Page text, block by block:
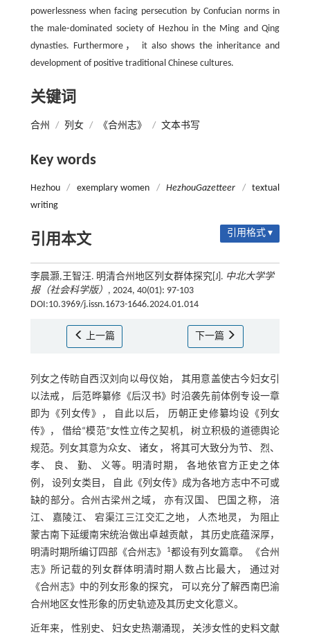
powerlessness when facing persecution by Confucian norms in
the male⁃dominated society of Hezhou in the Ming and Qing
dynasties. Furthermore， it also shows the inheritance and
development of positive traditional Chinese cultures.
关键词
合州 / 列女 / 《合州志》 / 文本书写
Key words
Hezhou / exemplary women / HezhouGazetteer /
textual
writing
引用本文 引用格式 ▾
李晨灏,王智汪. 明清合州地区列女群体探究[J]. 中北大学学
报（社会科学版） , 2024, 40(01): 97-103
DOI:10.3969/j.issn.1673-1646.2024.01.014
上一篇 下一篇
列女之传昉自西汉刘向以母仪始， 其用意盖使古今妇女引
以法戒， 后范晔纂修《后汉书》时沿袭先前体例专设一章
即为《列女传》， 自此以后， 历朝正史修纂均设《列女
传》， 借给“模范”女性立传之契机， 树立积极的道德舆论
规范。列女其意为众女、 诸女， 将其可大致分为节、 烈、
孝、 良、 勤、 义等。明清时期， 各地依官方正史之体
例， 设列女类目， 自此《列女传》成为各地方志中不可或
缺的部分。合州古梁州之域， 亦有汉国、 巴国之称， 涪
江、 嘉陵江、 宕渠江三江交汇之地， 人杰地灵， 为阻止
蒙古南下延缓南宋统治做出卓越贡献， 其历史底蕴深厚，
明清时期所编订四部《合州志》
1都设有列女篇章。 《合州
志》所记载的列女群体明清时期人数占比最大， 通过对
《合州志》中的列女形象的探究， 可以充分了解西南巴渝
合州地区女性形象的历史轨迹及其历史文化意义。
近年来， 性别史、 妇女史热潮涌现， 关涉女性的史料文献